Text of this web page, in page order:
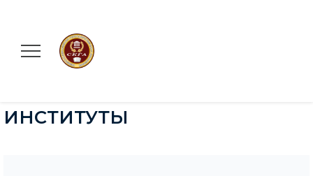
ИНСТИТУТЫ